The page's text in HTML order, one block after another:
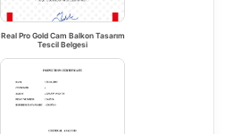
Real Pro Gold Cam Balkon Tasarım
Tescil Belgesi